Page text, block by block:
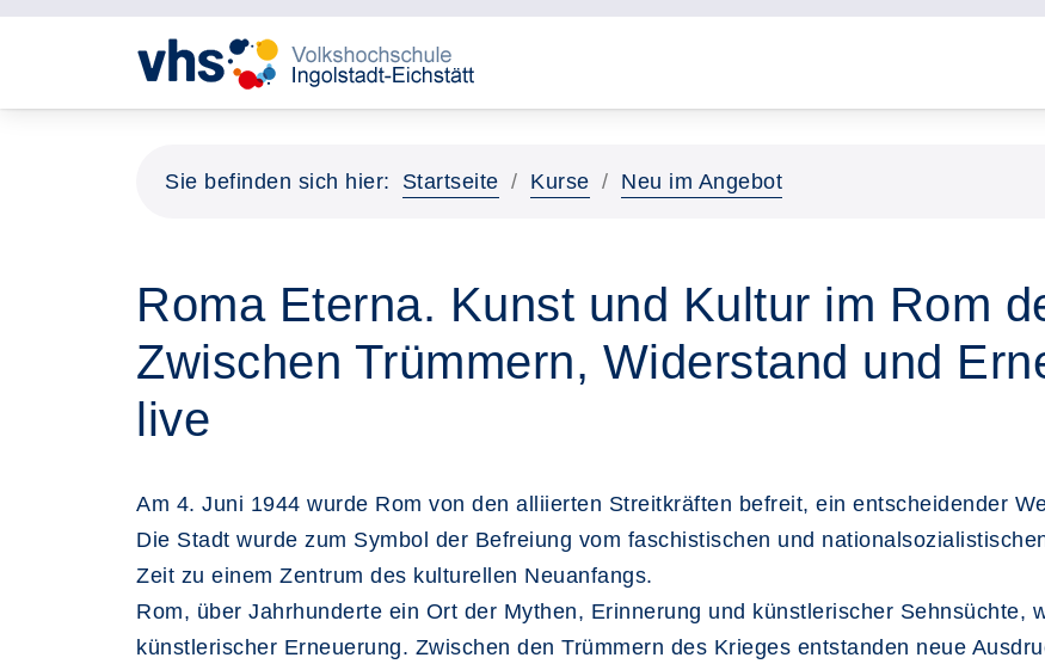
Sie befinden sich hier: Startseite Kurse Neu im Angebot
Roma Eterna. Kunst und Kultur im Rom
Zwischen Trümmern, Widerstand und
live
Am 4. Juni 1944 wurde Rom von den alliierten Streitkräften befreit, ein entscheidender
Die Stadt wurde zum Symbol der Befreiung vom faschistischen und
Zeit zu einem Zentrum des kulturellen Neuanfangs.
Rom, über Jahrhunderte ein Ort der Mythen, Erinnerung und künstlerischer Sehnsüchte,
künstlerischer Erneuerung. Zwischen den Trümmern des Krieges entstanden neue